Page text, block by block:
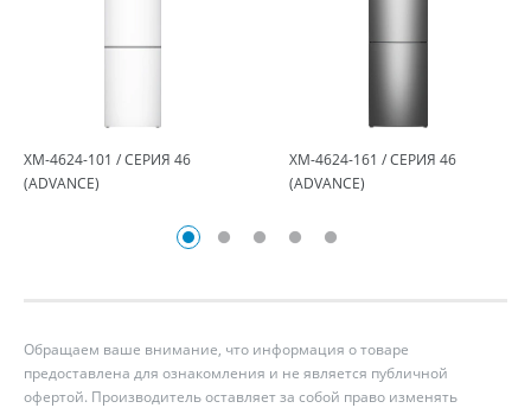
ХМ-4624-101 / СЕРИЯ 46
(ADVANCE)
ХМ-4624-161 / СЕРИЯ 46
(ADVANCE)
Обращаем ваше внимание, что информация о товаре
предоставлена для ознакомления и не является публичной
офертой. Производитель оставляет за собой право изменять